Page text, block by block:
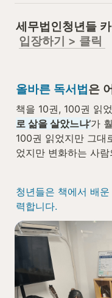
세무법인청년들
입장하기 > 클릭
올바른 독서법 은
책을 10권, 100권 읽
로 삶을 살았느냐’가
100권 읽었지만 그대
었지만 변화하는 사
청년들은 책에서 배
력합니다.